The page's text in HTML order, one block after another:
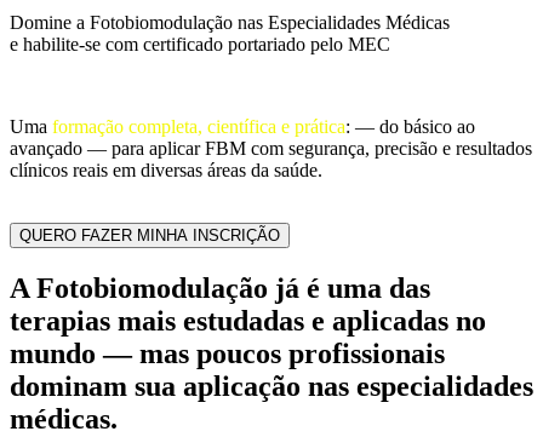
Domine a Fotobiomodulação nas Especialidades Médicas
e habilite-se com certificado portariado pelo MEC
Uma formação completa, científica e prática: — do básico ao
avançado — para aplicar FBM com segurança, precisão e resultados
clínicos reais em diversas áreas da saúde.
QUERO FAZER MINHA INSCRIÇÃO
A Fotobiomodulação já é uma das
terapias mais estudadas e aplicadas no
mundo — mas poucos profissionais
dominam sua aplicação nas especialidades
médicas.